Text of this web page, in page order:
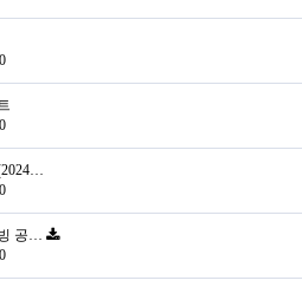
0
0
0
공…
0